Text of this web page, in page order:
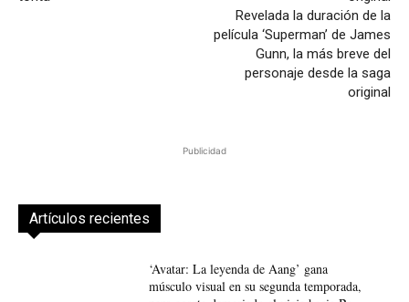
Revelada la duración de la
película ‘Superman’ de James
Gunn, la más breve del
personaje desde la saga
original
Publicidad
Artículos recientes
‘Avatar: La leyenda de Aang’ gana
músculo visual en su segunda temporada,